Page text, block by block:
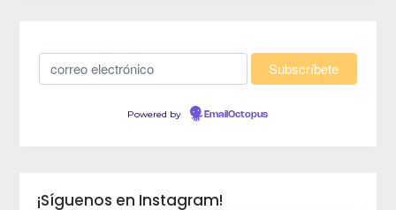
Powered by EmailOctopus
¡Síguenos en Instagram!